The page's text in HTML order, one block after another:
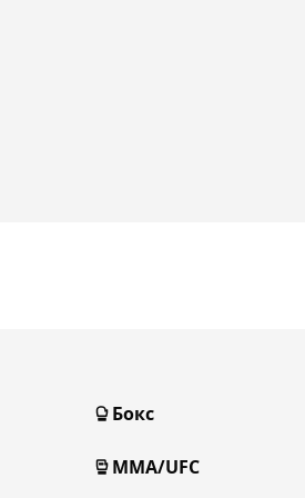
Бокс
MMA/UFC